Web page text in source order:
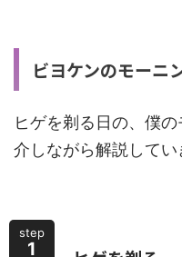
ビヨケンのモーニ
ヒゲを剃る日の、僕
介しながら解説してい
step
1